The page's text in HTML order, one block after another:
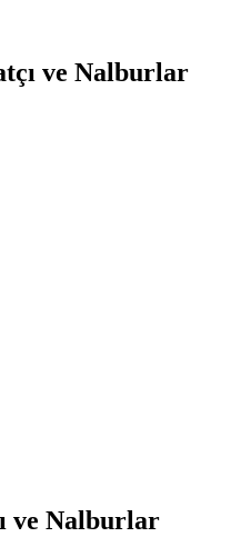
ve Nalburlar
ve Nalburlar